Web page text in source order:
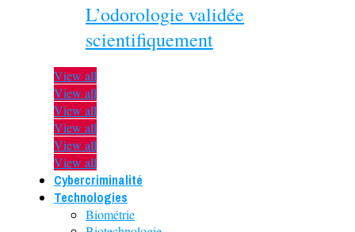
L’odorologie validée
scientifiquement
View all
View all
View all
View all
View all
View all
Cybercriminalité
Technologies
Biométrie